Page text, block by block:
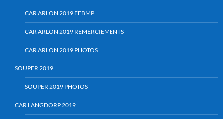
CAR ARLON 2019 FFBMP
CAR ARLON 2019 REMERCIEMENTS
CAR ARLON 2019 PHOTOS
SOUPER 2019
SOUPER 2019 PHOTOS
CAR LANGDORP 2019